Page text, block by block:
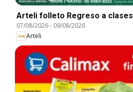
Arteli folleto Regreso a clases
07/08/2026- 09/08/2026
Arteli